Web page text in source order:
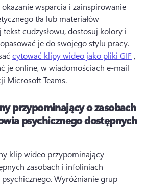
wsparcia i zainspirowanie
tła lub materiałów
cudzysłowu, dostosuj kolory i
cytować klipy wideo jako pliki GIF ,
je online, w wiadomościach e-mail
Microsoft Teams.
przypominający o zasobach
psychicznego dostępnych
klip wideo przypominający
zasobach i infoliniach
Wyróżnianie grup